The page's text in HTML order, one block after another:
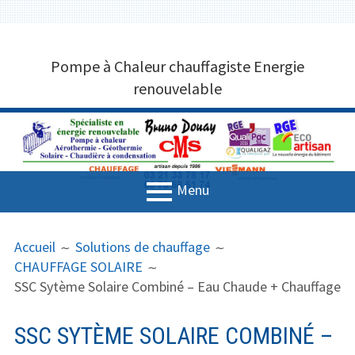
CHAUFFAGISTE POMPE À CHALEUR
MARQUISE 62250 BRUNO DOUAY
CMS 03 21 33 78 17
Pompe à Chaleur chauffagiste Energie
renouvelable
Menu
PRINCIPAL
Entreprise de plomberie
Aérothermie et Géothermie
D'ARIANE
Accueil
Solutions de chauffage
CHAUFFAGE SOLAIRE
SSC Sytème Solaire Combiné – Eau Chaude + Chauffage
SSC SYTÈME SOLAIRE COMBINÉ –